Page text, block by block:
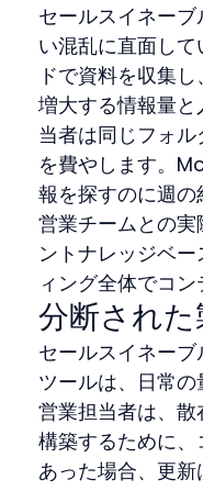
セールスイネー
い混乱に直面し
ドで資料を収集
増大する情報量
当者は同じフォ
を費やします。
報を探すのに週の
営業チームとの
ントナレッジベ
ィング全体でコ
分断され
セールスイネー
ツールは、日常の
営業担当者は、
構築するために
あった場合、更